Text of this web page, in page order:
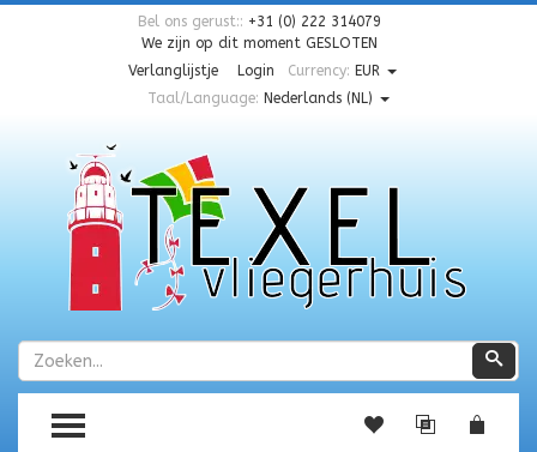
Bel ons gerust:: +31 (0) 222 314079
We zijn op dit moment GESLOTEN
Verlanglijstje
Login Currency: EUR
Taal/Language: Nederlands (NL)
Zoeken
TOGGLE MENU